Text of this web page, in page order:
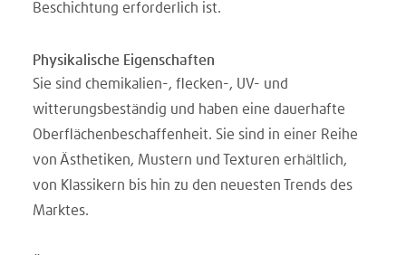
Beschichtung erforderlich ist.
Physikalische Eigenschaften
Sie sind chemikalien-, flecken-, UV- und
witterungsbeständig und haben eine dauerhafte
Oberflächenbeschaffenheit. Sie sind in einer Reihe
von Ästhetiken, Mustern und Texturen erhältlich,
von Klassikern bis hin zu den neuesten Trends des
Marktes.